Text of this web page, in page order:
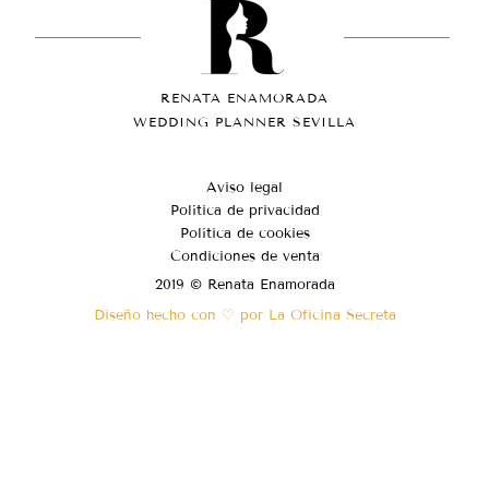
RENATA ENAMORADA
WEDDING PLANNER SEVILLA
Aviso legal
Política de privacidad
Política de cookies
Condiciones de venta
2019 © Renata Enamorada
Diseño hecho con ♡ por La Oficina Secreta